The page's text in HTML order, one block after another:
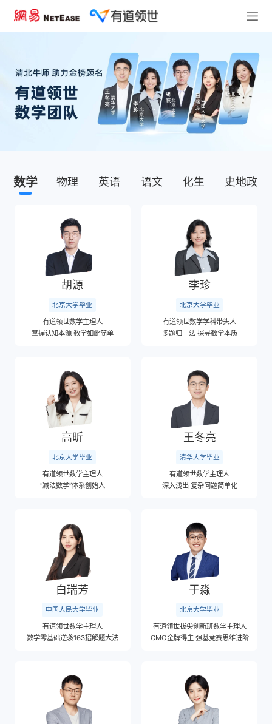
数学 物理 英语 语文 化生 史地政
胡源
北京大学毕业
有道领世数学主理人
掌握认知本源 数学如此简单
李珍
北京大学毕业
有道领世数学学科带头人
多题归一法 探寻数学本质
高昕
北京大学毕业
有道领世数学主理人
“减法数学”体系创始人
王冬亮
清华大学毕业
有道领世数学主理人
深入浅出 复杂问题简单化
白瑞芳
中国人民大学毕业
有道领世数学主理人
数学零基础逆袭163招解题大法
于淼
北京大学毕业
有道领世拔尖创新班数学主理人
CMO金牌得主 强基竞赛思维进阶